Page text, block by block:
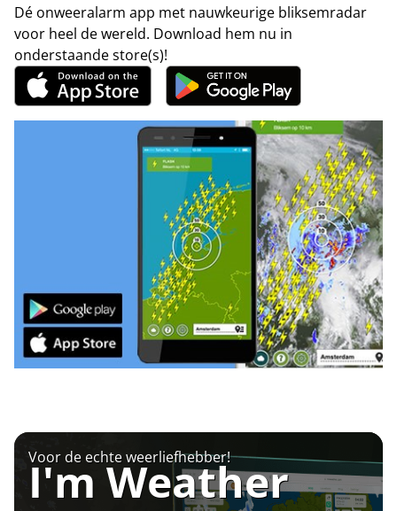
Dé onweeralarm app met nauwkeurige bliksemradar
voor heel de wereld. Download hem nu in
onderstaande store(s)!
Voor de echte weerliefhebber!
I'm Weather